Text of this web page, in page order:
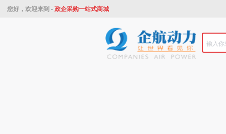
您好，欢迎来到 -政企采购一站式商城